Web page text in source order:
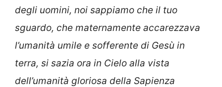
degli uomini, noi sappiamo che il tuo
sguardo, che maternamente accarezzava
l’umanità umile e sofferente di Gesù in
terra, si sazia ora in Cielo alla vista
dell’umanità gloriosa della Sapienza